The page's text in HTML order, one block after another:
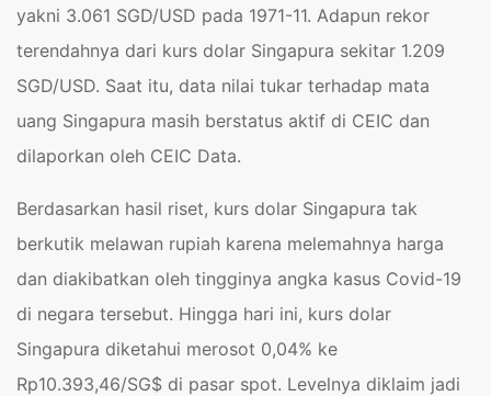
yakni 3.061 SGD/USD pada 1971-11. Adapun rekor
terendahnya dari kurs dolar Singapura sekitar 1.209
SGD/USD. Saat itu, data nilai tukar terhadap mata
uang Singapura masih berstatus aktif di CEIC dan
dilaporkan oleh CEIC Data.
Berdasarkan hasil riset, kurs dolar Singapura tak
berkutik melawan rupiah karena melemahnya harga
dan diakibatkan oleh tingginya angka kasus Covid-19
di negara tersebut. Hingga hari ini, kurs dolar
Singapura diketahui merosot 0,04% ke
Rp10.393,46/SG$ di pasar spot. Levelnya diklaim jadi